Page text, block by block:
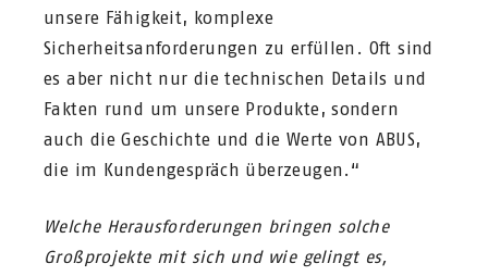
unsere Fähigkeit, komplexe
Sicherheitsanforderungen zu erfüllen. Oft sind
es aber nicht nur die technischen Details und
Fakten rund um unsere Produkte, sondern
auch die Geschichte und die Werte von ABUS,
die im Kundengespräch überzeugen.“
Welche Herausforderungen bringen solche
Großprojekte mit sich und wie gelingt es,